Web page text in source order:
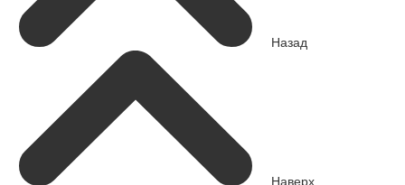
Назад
Наверх